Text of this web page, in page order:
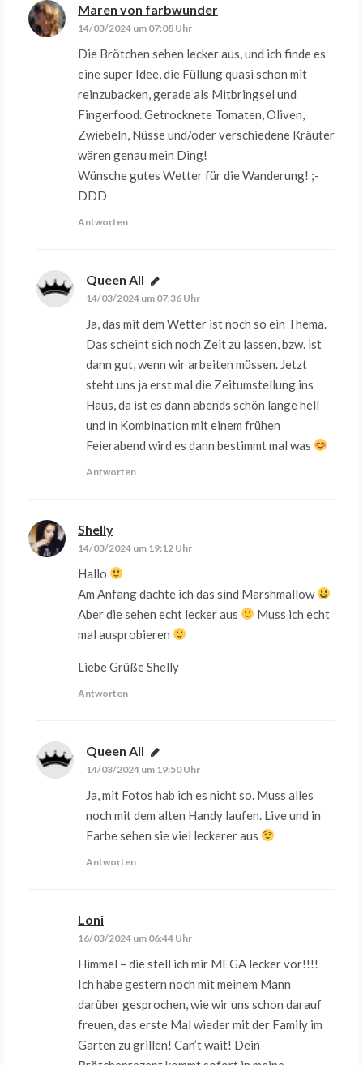
Maren von farbwunder
14/03/2024 um 07:08 Uhr
Die Brötchen sehen lecker aus, und ich finde es
eine super Idee, die Füllung quasi schon mit
reinzubacken, gerade als Mitbringsel und
Fingerfood. Getrocknete Tomaten, Oliven,
Zwiebeln, Nüsse und/oder verschiedene Kräuter
wären genau mein Ding!
Wünsche gutes Wetter für die Wanderung! ;-
DDD
Antworten
Queen All sagt:
14/03/2024 um 07:36 Uhr
Ja, das mit dem Wetter ist noch so ein Thema.
Das scheint sich noch Zeit zu lassen, bzw. ist
dann gut, wenn wir arbeiten müssen. Jetzt
steht uns ja erst mal die Zeitumstellung ins
Haus, da ist es dann abends schön lange hell
und in Kombination mit einem frühen
Feierabend wird es dann bestimmt mal was
Antworten
Shelly
14/03/2024 um 19:12 Uhr
Hallo
Am Anfang dachte ich das sind Marshmallow
Aber die sehen echt lecker aus
Muss ich echt
mal ausprobieren
Liebe Grüße Shelly
Antworten
Queen All sagt:
14/03/2024 um 19:50 Uhr
Ja, mit Fotos hab ich es nicht so. Muss alles
noch mit dem alten Handy laufen. Live und in
Farbe sehen sie viel leckerer aus
Antworten
Loni
16/03/2024 um 06:44 Uhr
Himmel – die stell ich mir MEGA lecker vor!!!!
Ich habe gestern noch mit meinem Mann
darüber gesprochen, wie wir uns schon darauf
freuen, das erste Mal wieder mit der Family im
Garten zu grillen! Can’t wait! Dein